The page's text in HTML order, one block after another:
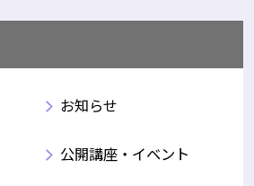
お知らせ
公開講座・イベント